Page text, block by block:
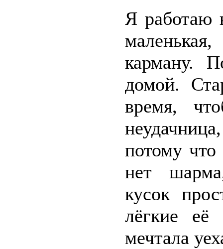
Я работаю
карману.
домой.
время,
потому
нет
кусок
лёгкие её
мечтала